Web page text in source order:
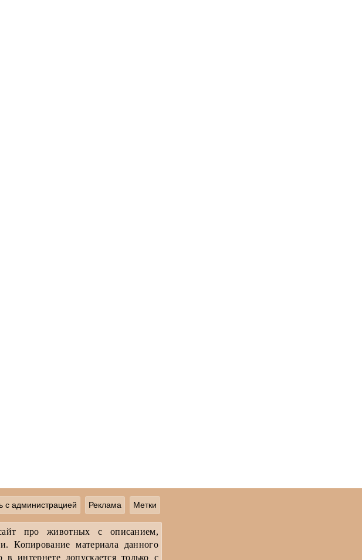
с администрацией Реклама Метки
про животных с описанием,
Копирование материала данного
интернете допускается только с